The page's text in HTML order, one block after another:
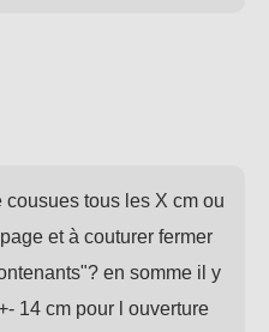
tous les X cm ou
et à couturer fermer
en somme il y
14 cm pour l ouverture